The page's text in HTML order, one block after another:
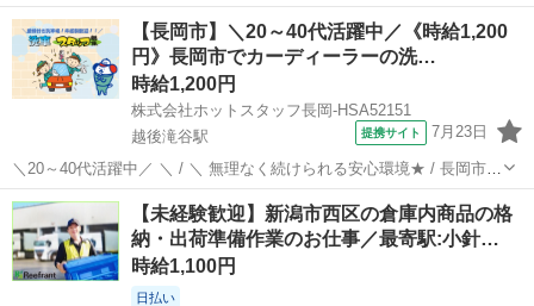
【長岡市】＼20～40代活躍中／《時給1,200
円》長岡市でカーディーラーの洗…
時給1,200円
株式会社ホットスタッフ長岡-HSA52151
越後滝谷駅
提携サイト 7月23日
＼20～40代活躍中／ ＼ / ＼ 無理なく続けられる安心環境★ / 長岡市宮
内エリアにある 自動車ディーラーの店舗で 洗車スタッフの募集です
☆未経験歓迎! 。。。。。。。。。。。。。。。。。。。。 性別不
問!...
新潟 長岡市 越後滝谷駅 その他
【未経験歓迎】新潟市西区の倉庫内商品の格
納・出荷準備作業のお仕事／最寄駅:小針…
時給1,100円
日払い